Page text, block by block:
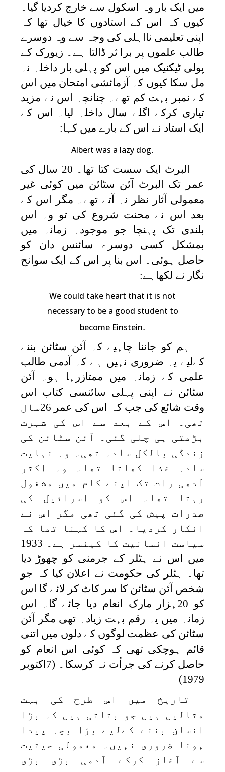
میں ایک بار وہ اسکول سے خارج کردیا گیا۔
کیوں کہ اس کے استادوں کا خیال تھا کہ
اپنی تعلیمی نااہلی کی وجہ سے وہ دوسرے
طالب علموں پر برا ثر ڈالتا ہے۔ زیورک کے
پولی ٹیکنیک میں اس کو پہلی بار داخلہ نہ
مل سکا کیوں کہ آزمائشی امتحان میں اس
کے نمبر بہت کم تھے۔ چنانچہ اس نے مزید
تیاری کرکے اگلے سال داخلہ لیا۔ اس کے
ایک استاد نے اس کے بارے میں کہا:
Albert was a lazy dog.
البرٹ ایک سست کتا تھا۔ 20 سال کی
عمر تک البرٹ آئن سٹائن میں کوئی غیر
معمولی آثار نظر نہ آتے تھے۔ مگر اس کے
بعد اس نے محنت شروع کی تو وہ اس
بلندی تک پہنچا جو موجودہ زمانہ میں
بمشکل کسی دوسرے سائنس دان کو
حاصل ہوئی۔ اس بنا پر اس کے ایک سوانح
نگار نے لکھاہے:
We could take heart that it is not
necessary to be a good student to
become Einstein.
ہم کو جاننا چاہیے کہ آئن سٹائن بننے
کےلیے یہ ضروری نہیں ہے کہ آدمی طالب
علمی کے زمانہ میں ممتازرہا ہو۔ آئن
سٹائن نے اپنی پہلی سائنسی کتاب اس
وقت شائع کی جب کہ اس کی عمر 26سال
تھی۔ اس کے بعد سے اس کی شہرت
بڑھتی ہی چلی گئی۔ آئن سٹائن کی
زندگی بالکل سادہ تھی۔ وہ نہایت
سادہ غذا کھاتا تھا۔ وہ اکثر
آدھی رات تک اپنے کام میں مشغول
رہتا تھا۔ اس کو اسرائیل کی
صدرات پیش کی گئی تھی مگر اس نے
انکار کردیا۔ اس کا کہنا تھا کہ
سیاست انسانیت کا کینسر ہے۔ 1933
میں اس نے ہٹلر کے جرمنی کو چھوڑ دیا
تھا۔ ہٹلر کی حکومت نے اعلان کیا کہ جو
شخص آئن سٹائن کا سر کاٹ کر لائے گا اس
کو 20ہزار مارک انعام دیا جائے گا۔ اس
زمانہ میں یہ رقم بہت زیادہ تھی مگر آئن
سٹائن کی عظمت لوگوں کے دلوں میں اتنی
قائم ہوچکی تھی کہ کوئی اس انعام کو
حاصل کرنے کی جرأت نہ کرسکا۔ (7اکتوبر
1979)
تاریخ میں اس طرح کی بہت
مثالیں ہیں جو بتاتی ہیں کہ بڑا
انسان بننے کےلیے بڑا بچہ پیدا
ہونا ضروری نہیں۔ معمولی حیثیت
سے آغاز کرکے آدمی بڑی بڑی